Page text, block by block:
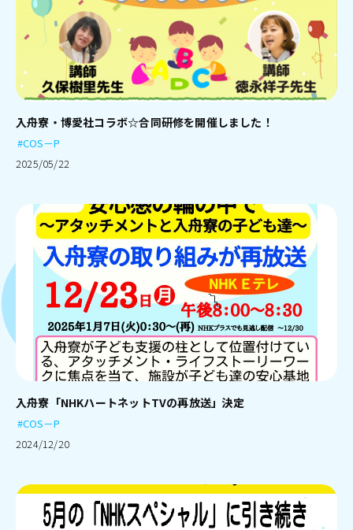
入舟寮・博愛社コラボ☆合同研修を開催しました！
#COS－P
2025/05/22
入舟寮「NHKハートネットTVの再放送」決定
#COS－P
2024/12/20